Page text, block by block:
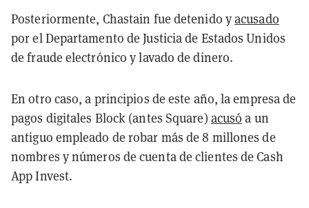
Posteriormente, Chastain fue detenido yacusado
por el Departamento de Justicia de Estados Unidos
de fraude electrónico y lavado de dinero.
En otro caso, a principios de este año, la empresa de
pagos digitales Block (antes Square) acusó a un
antiguo empleado de robar más de 8 millones de
nombres y números de cuenta de clientes de Cash
App Invest.